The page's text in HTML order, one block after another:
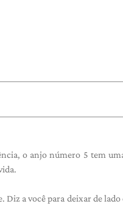
o anjo número 5 tem
a você para deixar de lado